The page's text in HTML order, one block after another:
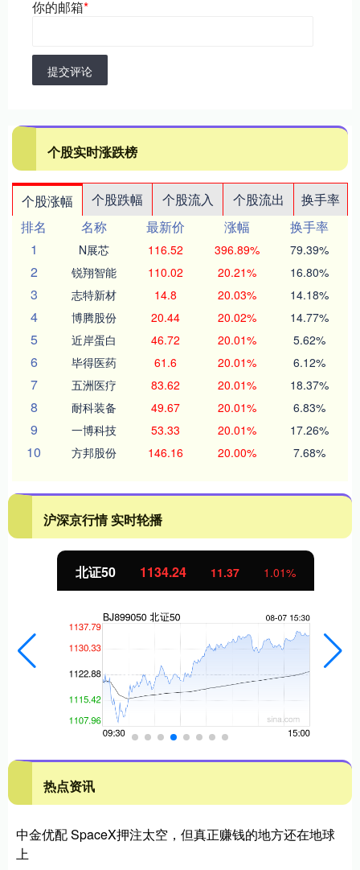
你的邮箱*
提交评论
个股实时涨跌榜
个股涨幅 个股跌幅 个股流入 个股流出
换手率
排名
名称 最新价 涨幅
换手率
1
N展芯 116.52 396.89% 79.39%
2 锐翔智能 110.02 20.21% 16.80%
3 志特新材 14.8 20.03% 14.18%
4 博腾股份 20.44 20.02% 14.77%
5 近岸蛋白 46.72 20.01% 5.62%
6 毕得医药 61.6 20.01% 6.12%
7 五洲医疗 83.62 20.01% 18.37%
8 耐科装备 49.67 20.01% 6.83%
9 一博科技 53.33 20.01% 17.26%
10 方邦股份 146.16 20.00% 7.68%
沪深京行情 实时轮播
北证50 1134.24 11.37 1.01%
热点资讯
中金优配 SpaceX押注太空，但真正赚钱的地方还在地球
上